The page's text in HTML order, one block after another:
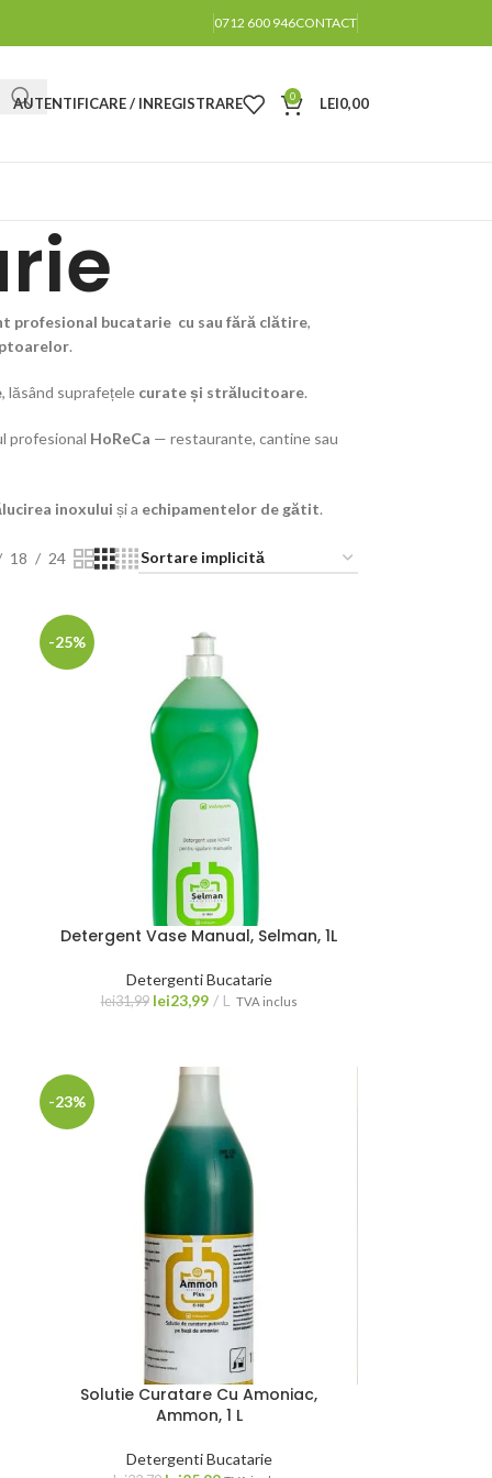
0712 600 946CONTACT
AUTENTIFICARE / INREGISTRARE 0 LEI0,00
profesional bucatarie cu sau fără clătire,
.
, lăsând suprafețele curate și strălucitoare.
profesional HoReCa — restaurante, cantine sau
inoxului și a echipamentelor de gătit.
18 24
-25%
Detergent Vase Manual, Selman, 1L
Detergenti Bucatarie
lei31,99 lei23,99 L TVA inclus
-23%
Solutie Curatare Cu Amoniac,
Ammon, 1 L
Detergenti Bucatarie